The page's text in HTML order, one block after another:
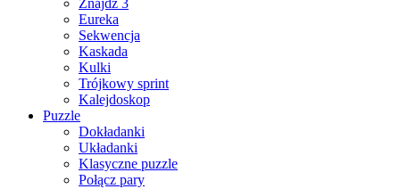
Eureka
Sekwencja
Kaskada
Kulki
Trójkowy sprint
Kalejdoskop
Puzzle
Dokładanki
Układanki
Klasyczne puzzle
Połącz pary